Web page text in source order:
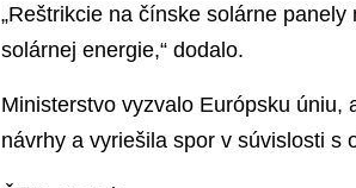
„Reštrikcie na čínske solárne
solárnej energie,“ dodalo.
Ministerstvo vyzvalo Európsku úniu,
návrhy a vyriešila spor v súvislosti s